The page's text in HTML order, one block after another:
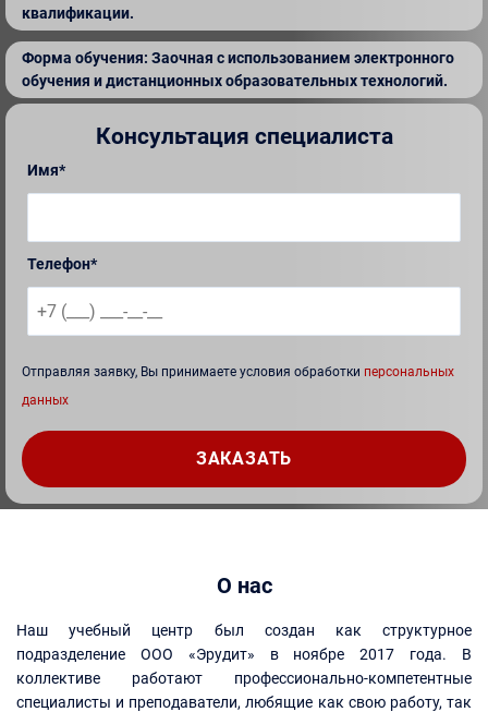
квалификации.
Форма обучения: Заочная с использованием электронного
обучения и дистанционных образовательных технологий.
Консультация специалиста
Имя*
Телефон*
Отправляя заявку, Вы принимаете условия обработки персональных
данных
О нас
Наш учебный центр был создан как структурное
подразделение ООО «Эрудит» в ноябре 2017 года. В
коллективе работают профессионально-компетентные
специалисты и преподаватели, любящие как свою работу, так